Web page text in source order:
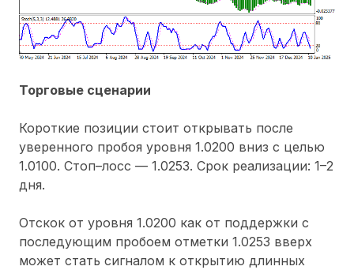
Торговые сценарии
Короткие позиции стоит открывать после
уверенного пробоя уровня 1.0200 вниз с целью
1.0100. Стоп–лосс — 1.0253. Срок реализации: 1–2
дня.
Отскок от уровня 1.0200 как от поддержки с
последующим пробоем отметки 1.0253 вверх
может стать сигналом к открытию длинных